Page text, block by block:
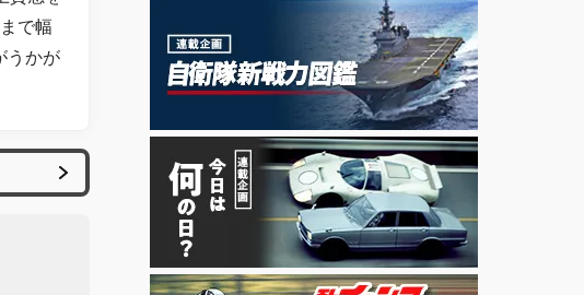
で幅
うかが